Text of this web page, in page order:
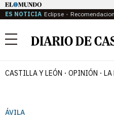
ES NOTICIA Eclipse
Menú
CASTILLA Y LEÓN OPINIÓN LA
ÁVILA